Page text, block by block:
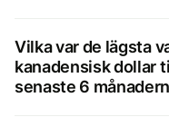
Vilka var de lägsta
kanadensisk dollar
senaste 6